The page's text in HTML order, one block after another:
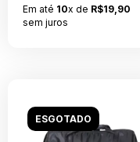
Em até 10x de R$19,90
sem juros
ESGOTADO